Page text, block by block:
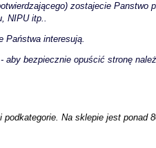
zostajecie Panstwo
NIPU itp..
Państwa interesują.
aby bezpiecznie opuścić stronę
Na sklepie jest ponad